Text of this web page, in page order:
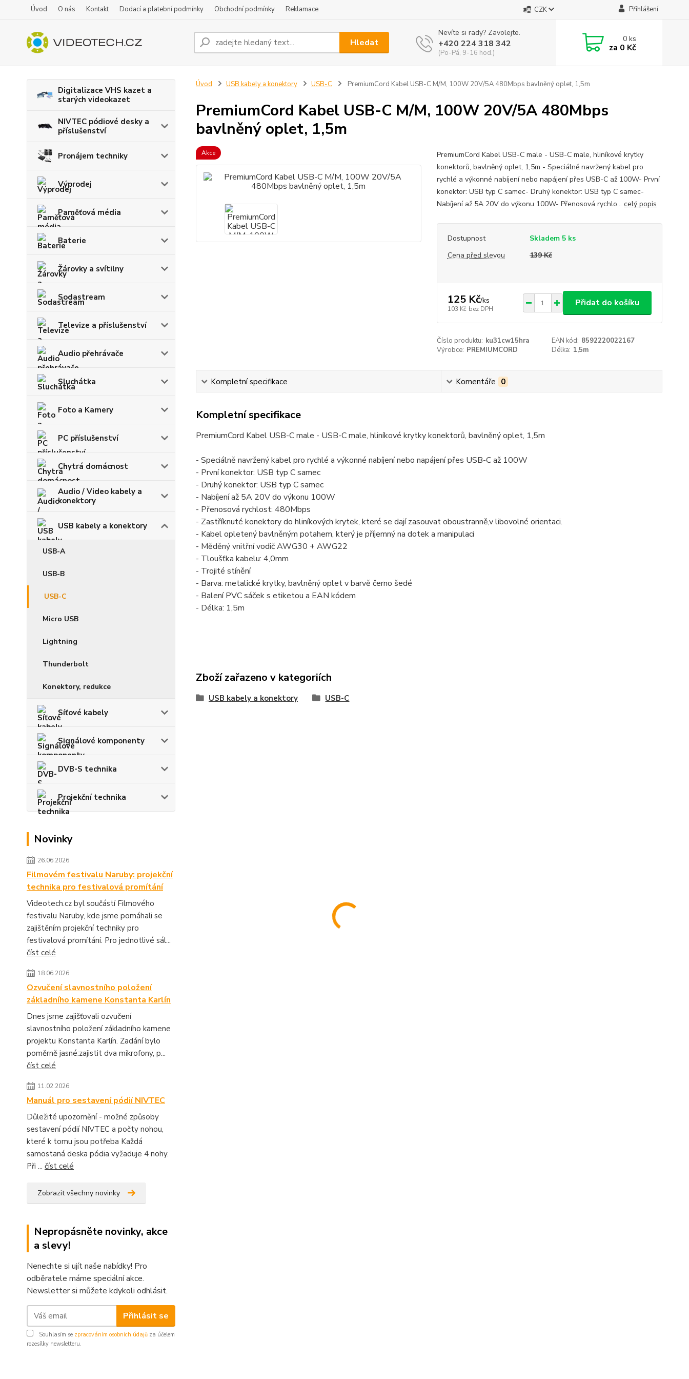
Úvod O nás Kontakt Dodací a platební podmínky Obchodní podmínky Reklamace CZK Přihlášení
Hledat
Nevíte si rady? Zavolejte.
+420 224 318 342
(Po-Pá, 9-16 hod.)
0ks
za 0 Kč
Digitalizace VHS kazet a
starých videokazet
NIVTEC pódiové desky a
příslušenství
Pronájem techniky
Výprodej
Paměťová média
Baterie
Žárovky a svítilny
Sodastream
Televize a příslušenství
Audio přehrávače
Sluchátka
Foto a Kamery
PC příslušenství
Chytrá domácnost
Audio / Video kabely a
konektory
USB kabely a konektory
USB-A
USB-B
USB-C
Micro USB
Lightning
Thunderbolt
Konektory, redukce
Síťové kabely
Signálové komponenty
DVB-S technika
Projekční technika
Novinky
26.06.2026
Filmovém festivalu Naruby: projekční
technika pro festivalová promítání
Videotech.cz byl součástí Filmového
festivalu Naruby, kde jsme pomáhali se
zajištěním projekční techniky pro
festivalová promítání. Pro jednotlivé sál...
číst celé
18.06.2026
Ozvučení slavnostního položení
základního kamene Konstanta Karlín
Dnes jsme zajišťovali ozvučení
slavnostního položení základního kamene
projektu Konstanta Karlín. Zadání bylo
poměrně jasné:zajistit dva mikrofony, p...
číst celé
11.02.2026
Manuál pro sestavení pódií NIVTEC
Důležité upozornění - možné způsoby
sestavení pódií NIVTEC a počty nohou,
které k tomu jsou potřeba Každá
samostaná deska pódia vyžaduje 4 nohy.
Při ... číst celé
Zobrazit všechny novinky
Nepropásněte novinky, akce
a slevy!
Nenechte si ujít naše nabídky! Pro
odběratele máme speciální akce.
Newsletter si můžete kdykoli odhlásit.
Přihlásit se
Souhlasím se zpracováním osobních údajů za účelem
rozesílky newsletteru.
Úvod USB kabely a konektory USB-C PremiumCord Kabel USB-C M/M, 100W 20V/5A 480Mbps bavlněný oplet, 1,5m
PremiumCord Kabel USB-C M/M, 100W 20V/5A 480Mbps
bavlněný oplet, 1,5m
Akce
PremiumCord Kabel USB-C male - USB-C male, hliníkové krytky
konektorů, bavlněný oplet, 1,5m - Speciálně navržený kabel pro
rychlé a výkonné nabíjení nebo napájení přes USB-C až 100W- První
konektor: USB typ C samec- Druhý konektor: USB typ C samec-
Nabíjení až 5A 20V do výkonu 100W- Přenosová rychlo... celý popis
Dostupnost
Skladem 5 ks
Cena před slevou
139 Kč
125 Kč/ks
103 Kč bez DPH
Přidat do košíku
Číslo produktu: ku31cw15hra EAN kód: 8592220022167
Výrobce: PREMIUMCORD Délka: 1,5m
Kompletní specifikace Komentáře 0
Kompletní specifikace
PremiumCord Kabel USB-C male - USB-C male, hliníkové krytky konektorů, bavlněný oplet, 1,5m
- Speciálně navržený kabel pro rychlé a výkonné nabíjení nebo napájení přes USB-C až 100W
- První konektor: USB typ C samec
- Druhý konektor: USB typ C samec
- Nabíjení až 5A 20V do výkonu 100W
- Přenosová rychlost: 480Mbps
- Zastříknuté konektory do hliníkových krytek, které se dají zasouvat oboustranně,v libovolné orientaci.
- Kabel opletený bavlněným potahem, který je příjemný na dotek a manipulaci
- Měděný vnitřní vodič AWG30 + AWG22
- Tloušťka kabelu: 4,0mm
- Trojité stínění
- Barva: metalické krytky, bavlněný oplet v barvě černo šedé
- Balení PVC sáček s etiketou a EAN kódem
- Délka: 1,5m
Zboží zařazeno v kategoriích
USB kabely a konektory USB-C